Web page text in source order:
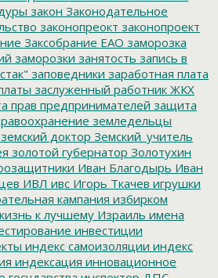
закон Законодательное
законопреокт законопроект
Заксобрание ЕАО заморозка
заморозки занятость запись в
заповедники заработная плата
заслуженный работник ЖКХ
прав предпринимателей защита
земледельцы
земский доктор Земский_учитель
золотой губернатор Золотухин
Иван Благодырь Иван
ИВЛ ивс Игорь Ткачев игрушки
кампания избирком
к лучшему Израиль имена
инвестиции
индекс самоизоляции индекс
индексация инновационное